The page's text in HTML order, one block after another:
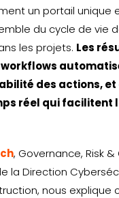
un portail unique
du cycle de vie
les projets. Les
des actions,
réel qui facilitent
, Governance, Risk
la Direction
nous